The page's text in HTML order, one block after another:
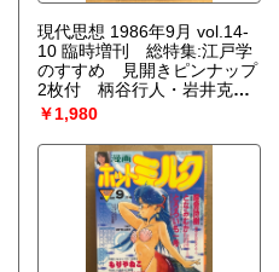
現代思想 1986年9月 vol.14-
10 臨時増刊 総特集:江戸学
のすすめ 見開きピンナップ
2枚付 柄谷行人・岩井克
人・種村季弘・宇佐美圭司・
高山宏・山本昌代・土屋恵一
郎・杉浦日向子・村上陽一
郎・すぎもとつとむ・五十嵐
一・子安宣邦・彌永信美・鎌
田東二 他
￥1,980